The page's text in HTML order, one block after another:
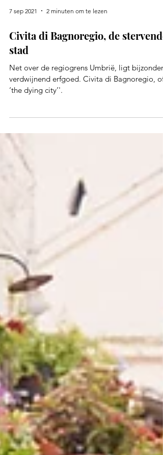
7 sep 2021 2 minuten om te lezen
Civita di Bagnoregio, de stervende
stad
Net over de regiogrens Umbrië, ligt bijzonder